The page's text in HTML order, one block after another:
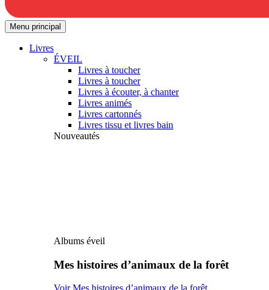
Menu principal
Livres
ÉVEIL
Livres à toucher
Livres à toucher
Livres à écouter, à chanter
Livres animés
Livres cartonnés
Livres tissu et livres bain
Nouveautés
Albums éveil
Mes histoires d’animaux de la forêt